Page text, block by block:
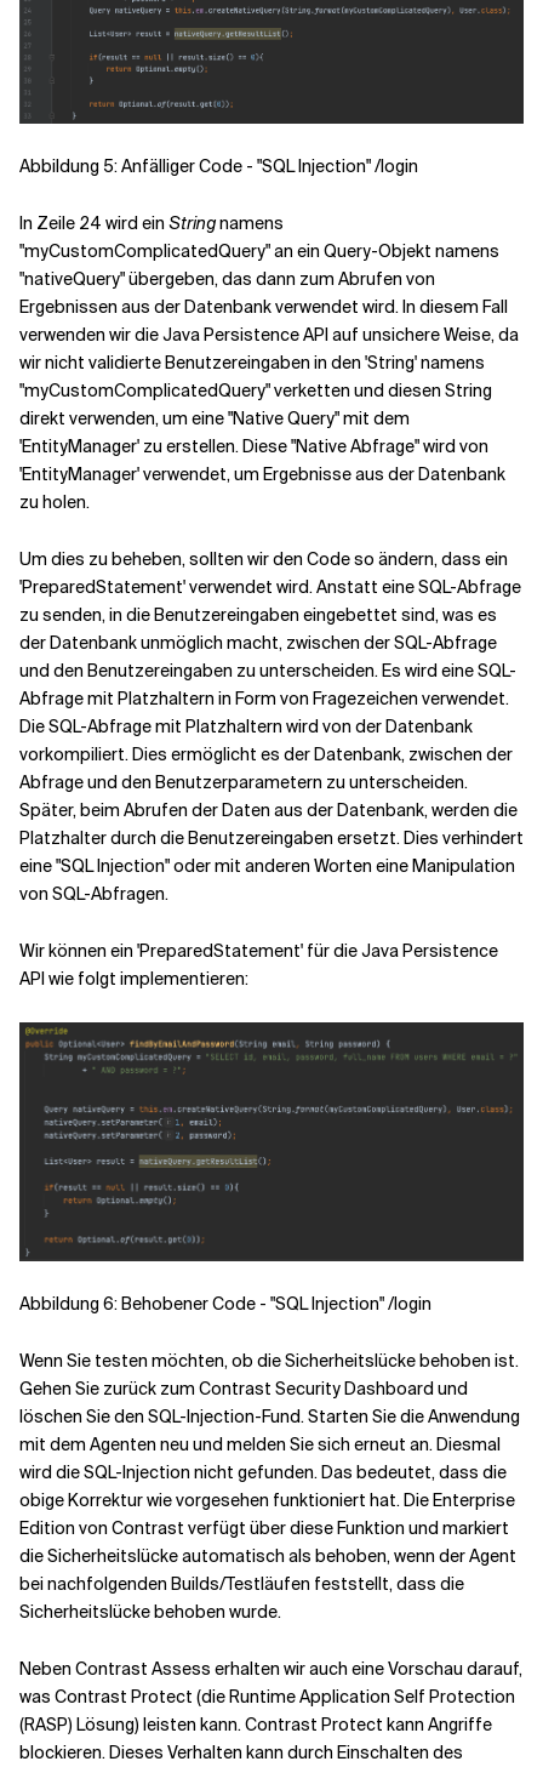
Abbildung 5: Anfälliger Code - "SQL Injection" /login
In Zeile 24 wird ein Stringnamens
"myCustomComplicatedQuery" an ein Query-Objekt namens
"nativeQuery" übergeben, das dann zum Abrufen von
Ergebnissen aus der Datenbank verwendet wird. In diesem Fall
verwenden wir die Java Persistence API auf unsichere Weise, da
wir nicht validierte Benutzereingaben in den 'String' namens
"myCustomComplicatedQuery" verketten und diesen String
direkt verwenden, um eine "Native Query" mit dem
'EntityManager' zu erstellen. Diese "Native Abfrage" wird von
'EntityManager' verwendet, um Ergebnisse aus der Datenbank
zu holen.
Um dies zu beheben, sollten wir den Code so ändern, dass ein
'PreparedStatement' verwendet wird. Anstatt eine SQL-Abfrage
zu senden, in die Benutzereingaben eingebettet sind, was es
der Datenbank unmöglich macht, zwischen der SQL-Abfrage
und den Benutzereingaben zu unterscheiden. Es wird eine SQL-
Abfrage mit Platzhaltern in Form von Fragezeichen verwendet.
Die SQL-Abfrage mit Platzhaltern wird von der Datenbank
vorkompiliert. Dies ermöglicht es der Datenbank, zwischen der
Abfrage und den Benutzerparametern zu unterscheiden.
Später, beim Abrufen der Daten aus der Datenbank, werden die
Platzhalter durch die Benutzereingaben ersetzt. Dies verhindert
eine "SQL Injection" oder mit anderen Worten eine Manipulation
von SQL-Abfragen.
Wir können ein 'PreparedStatement' für die Java Persistence
API wie folgt implementieren:
Abbildung 6: Behobener Code - "SQL Injection" /login
Wenn Sie testen möchten, ob die Sicherheitslücke behoben ist.
Gehen Sie zurück zum Contrast Security Dashboard und
löschen Sie den SQL-Injection-Fund. Starten Sie die Anwendung
mit dem Agenten neu und melden Sie sich erneut an. Diesmal
wird die SQL-Injection nicht gefunden. Das bedeutet, dass die
obige Korrektur wie vorgesehen funktioniert hat. Die Enterprise
Edition von Contrast verfügt über diese Funktion und markiert
die Sicherheitslücke automatisch als behoben, wenn der Agent
bei nachfolgenden Builds/Testläufen feststellt, dass die
Sicherheitslücke behoben wurde.
Neben Contrast Assess erhalten wir auch eine Vorschau darauf,
was Contrast Protect (die Runtime Application Self Protection
(RASP) Lösung) leisten kann. Contrast Protect kann Angriffe
blockieren. Dieses Verhalten kann durch Einschalten des